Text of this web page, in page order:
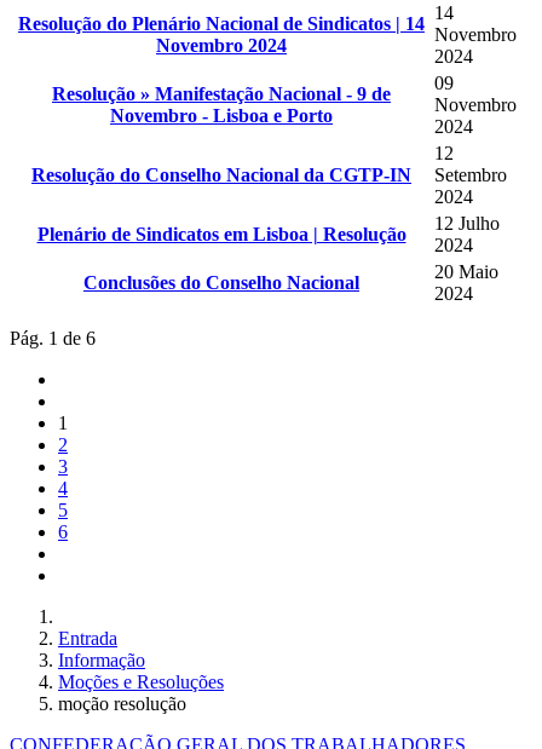
Resolução do Plenário Nacional de Sindicatos | 14
Novembro 2024
14
Novembro
2024
Resolução » Manifestação Nacional - 9 de
Novembro - Lisboa e Porto
09
Novembro
2024
Resolução do Conselho Nacional da CGTP-IN
12
Setembro
2024
Plenário de Sindicatos em Lisboa | Resolução
12 Julho
2024
Conclusões do Conselho Nacional
20 Maio
2024
Pág. 1 de 6
1
2
3
4
5
6
Entrada
Informação
Moções e Resoluções
moção resolução
CONFEDERAÇÃO GERAL DOS TRABALHADORES